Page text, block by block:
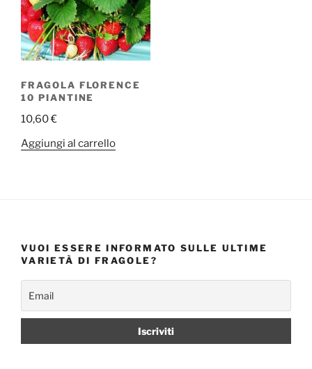
FRAGOLA FLORENCE
10 PIANTINE
10,60€
Aggiungi al carrello
VUOI ESSERE INFORMATO SULLE ULTIME
VARIETÀ DI FRAGOLE?